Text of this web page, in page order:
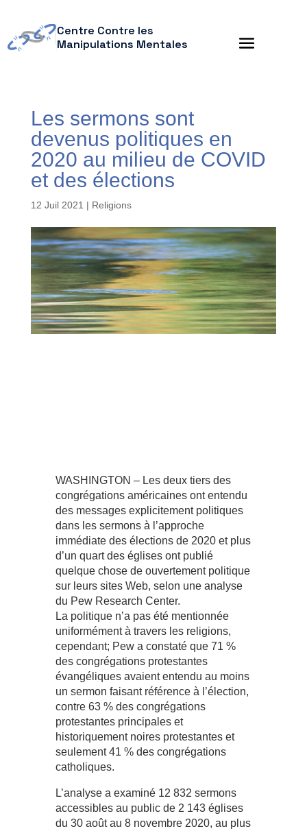
Centre Contre les
Manipulations Mentales
Les sermons sont
devenus politiques en
2020 au milieu de COVID
et des élections
12 Juil 2021 | Religions
WASHINGTON – Les deux tiers des
congrégations américaines ont entendu
des messages explicitement politiques
dans les sermons à l’approche
immédiate des élections de 2020 et plus
d’un quart des églises ont publié
quelque chose de ouvertement politique
sur leurs sites Web, selon une analyse
du Pew Research Center.
La politique n’a pas été mentionnée
uniformément à travers les religions,
cependant; Pew a constaté que 71 %
des congrégations protestantes
évangéliques avaient entendu au moins
un sermon faisant référence à l’élection,
contre 63 % des congrégations
protestantes principales et
historiquement noires protestantes et
seulement 41 % des congrégations
catholiques.
L’analyse a examiné 12 832 sermons
accessibles au public de 2 143 églises
du 30 août au 8 novembre 2020, au plus